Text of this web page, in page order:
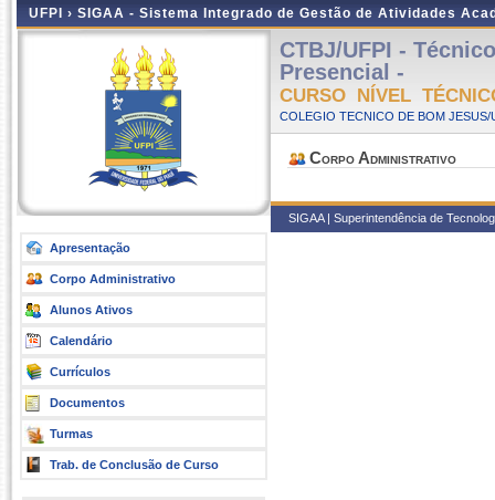
UFPI › SIGAA - Sistema Integrado de Gestão de Atividades
Apresentação
Corpo Administrativo
Alunos Ativos
Calendário
Currículos
Documentos
Turmas
Trab. de Conclusão de Curso
CTBJ/UFPI -
Presencial -
CURSO NÍVEL
COLEGIO TECNICO DE BOM JESUS/
Corpo Administrativo
SIGAA | Superintendência de